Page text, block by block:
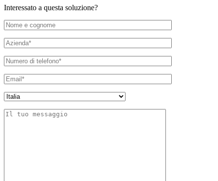
Interessato a questa soluzione?